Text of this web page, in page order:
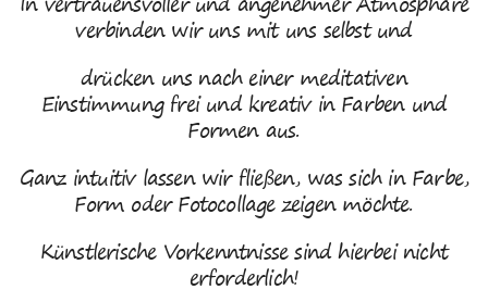
In vertrauensvoller und angenehmer Atmosphäre
verbinden wir uns mit uns selbst und
drücken uns nach einer meditativen
Einstimmung frei und kreativ in Farben und
Formen aus.
Ganz intuitiv lassen wir fließen, was sich in Farbe,
Form oder Fotocollage zeigen möchte.
Künstlerische Vorkenntnisse sind hierbei nicht
erforderlich!